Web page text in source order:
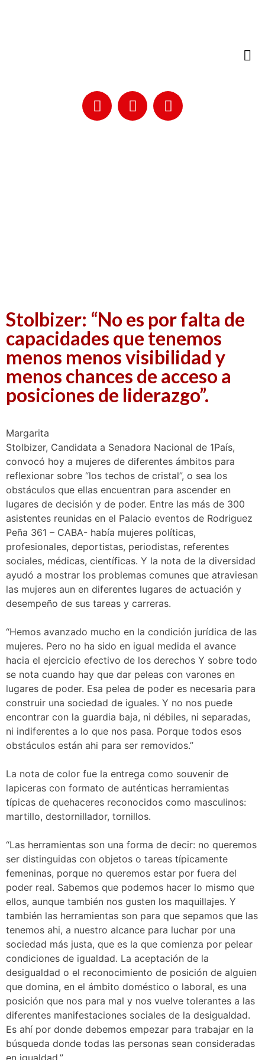
Stolbizer: “No es por falta de
capacidades que tenemos
menos menos visibilidad y
menos chances de acceso a
posiciones de liderazgo”.
Margarita
Stolbizer, Candidata a Senadora Nacional de 1País,
convocó hoy a mujeres de diferentes ámbitos para
reflexionar sobre “los techos de cristal”, o sea los
obstáculos que ellas encuentran para ascender en
lugares de decisión y de poder. Entre las más de 300
asistentes reunidas en el Palacio eventos de Rodriguez
Peña 361 – CABA- había mujeres políticas,
profesionales, deportistas, periodistas, referentes
sociales, médicas, científicas. Y la nota de la diversidad
ayudó a mostrar los problemas comunes que atraviesan
las mujeres aun en diferentes lugares de actuación y
desempeño de sus tareas y carreras.
“Hemos avanzado mucho en la condición jurídica de las
mujeres. Pero no ha sido en igual medida el avance
hacia el ejercicio efectivo de los derechos Y sobre todo
se nota cuando hay que dar peleas con varones en
lugares de poder. Esa pelea de poder es necesaria para
construir una sociedad de iguales. Y no nos puede
encontrar con la guardia baja, ni débiles, ni separadas,
ni indiferentes a lo que nos pasa. Porque todos esos
obstáculos están ahi para ser removidos.”
La nota de color fue la entrega como souvenir de
lapiceras con formato de auténticas herramientas
típicas de quehaceres reconocidos como masculinos:
martillo, destornillador, tornillos.
“Las herramientas son una forma de decir: no queremos
ser distinguidas con objetos o tareas típicamente
femeninas, porque no queremos estar por fuera del
poder real. Sabemos que podemos hacer lo mismo que
ellos, aunque también nos gusten los maquillajes. Y
también las herramientas son para que sepamos que las
tenemos ahi, a nuestro alcance para luchar por una
sociedad más justa, que es la que comienza por pelear
condiciones de igualdad. La aceptación de la
desigualdad o el reconocimiento de posición de alguien
que domina, en el ámbito doméstico o laboral, es una
posición que nos para mal y nos vuelve tolerantes a las
diferentes manifestaciones sociales de la desigualdad.
Es ahí por donde debemos empezar para trabajar en la
búsqueda donde todas las personas sean consideradas
en igualdad.”